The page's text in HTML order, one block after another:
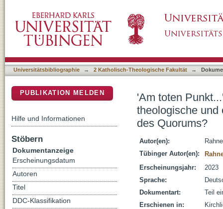
Bedeutung hat das Nicht-Erreichen des
Universitätsbibliographie → 2 Katholisch-Theologische Fakultät →
'Am toten
theologische und
des Quorums?
Autor(en):
Tübinger Autor(en):
Erscheinungsjahr:
2023
Sprache:
Dokumentart:
Teil
Erschienen in:
PUBLIKATION MELDEN
Hilfe und Informationen
Stöbern
Dokumentanzeige
Erscheinungsdatum
Autoren
Titel
DDC-Klassifikation